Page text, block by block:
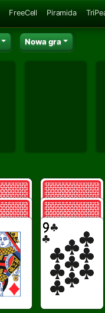
FreeCell Piramida
Nowa gra